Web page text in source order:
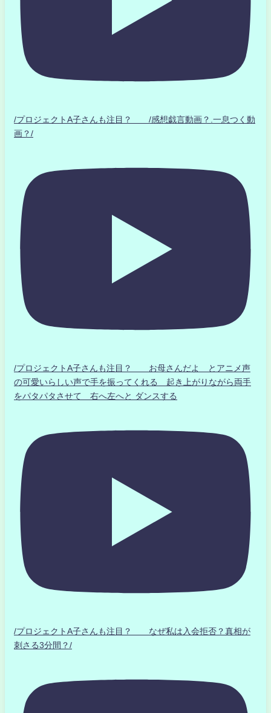
/プロジェクトA子さんも注目？ /感想戯言動画？.一息つく動
画？/
/プロジェクトA子さんも注目？ お母さんだよ とアニメ声
の可愛いらしい声で手を振ってくれる 起き上がりながら両手
をパタパタさせて 右へ左へと ダンスする
/プロジェクトA子さんも注目？ なぜ私は入会拒否？真相が
刺さる3分間？/